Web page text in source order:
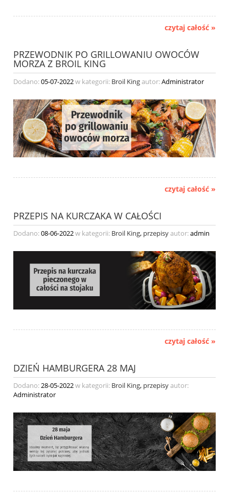
czytaj całość »
PRZEWODNIK PO GRILLOWANIU OWOCÓW
MORZA Z BROIL KING
Dodano:05-07-2022w kategorii: Broil Kingautor:Administrator
czytaj całość »
PRZEPIS NA KURCZAKA W CAŁOŚCI
Dodano:08-06-2022w kategorii: Broil King, przepisyautor:admin
czytaj całość »
DZIEŃ HAMBURGERA 28 MAJ
Dodano:28-05-2022w kategorii: Broil King, przepisyautor:
Administrator